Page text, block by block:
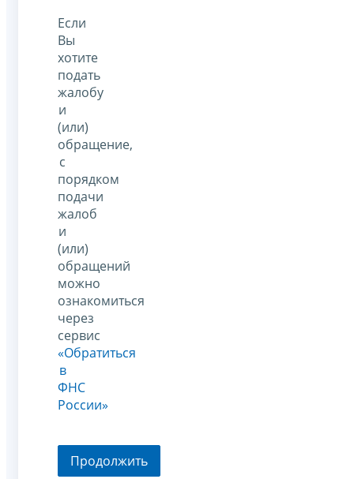
Если
Вы
хотите
подать
жалобу
и
(или)
обращение,
с
порядком
подачи
жалоб
и
(или)
обращений
можно
ознакомиться
через
сервис
«Обратиться
в
ФНС
России»
Продолжить